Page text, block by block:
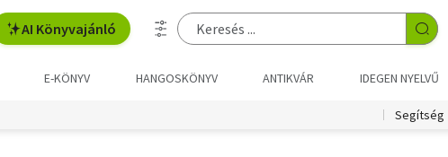
AI Könyvajánló
E-KÖNYV HANGOSKÖNYV ANTIKVÁR IDEGEN NYELVŰ
Segítség